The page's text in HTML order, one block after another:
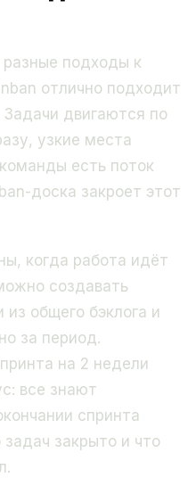
подходы к
отлично подходит
двигаются по
узкие места
есть поток
доска закроет этот
когда работа идёт
создавать
общего бэклога и
за период.
на 2 недели
все знают
спринта
задач закрыто и что